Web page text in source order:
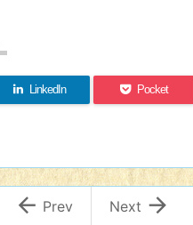
LinkedIn Pocket

Next
 Prev